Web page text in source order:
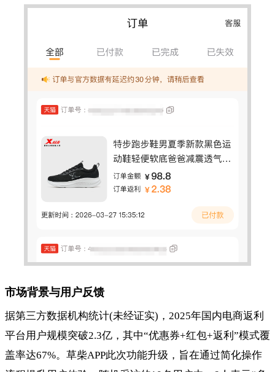
市场背景与用户反馈
据第三方数据机构统计(未经证实)，2025年国内电商返利
平台用户规模突破2.3亿，其中“优惠券+红包+返利”模式覆
盖率达67%。草柴APP此次功能升级，旨在通过简化操作